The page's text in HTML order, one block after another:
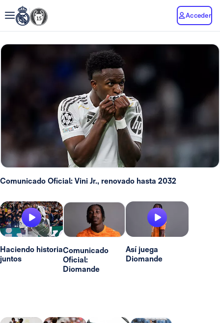
Acceder
Comunicado Oficial: Vini Jr., renovado hasta 2032
Haciendo historia
juntos
Comunicado
Oficial:
Diomande
Así juega
Diomande